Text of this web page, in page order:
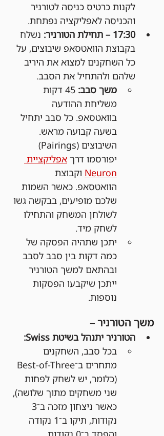
לקנות כרטיס כניסה לטורניר
והכניסה לאפליקציה נפתחת.
17:30 – תחילת הטורניר:
נשלח
בקבוצת הוואטסאפ שיבוצים, על
כל השחקנים למצוא את היריב
שלהם ולהתחיל את הסבב.
משך סבב:
45 דקות
משליחת ההודעה
בוואטסאפ. כל סבב יתחיל
בשעה קבועה מראש.
השיבוצים (Pairings)
יפורסמו דרך אפליקציית
Neuron וקבוצת
הוואטסאפ. כאשר השמות
שלכם מופיעים, בבקשה גשו
לשולחן המשחק והתחילו
לשחק מיד.
יתכן שתהיה הפסקה של
כמה דקות בין סבב לסבב
ובהתאם למשך הטורניר
ייתכן שיקבעו הפסקות
נוספות.
משך הטורניר –
הטורניר יתנהל בשיטת Swiss:
בכל סבב, השחקנים
(כלומר, יש לשחק לפחות
שני משחקים מתוך שלושה),
נקודות, תיקו ב־1 נקודה